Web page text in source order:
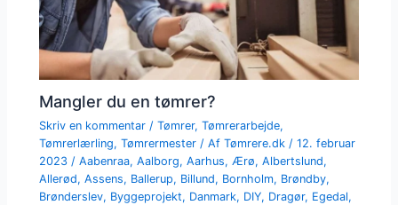
Mangler du en tømrer?
Skriv en kommentar /Tømrer,Tømrerarbejde,
Tømrerlærling,Tømrermester / AfTømrere.dk/12. februar
2023/Aabenraa,Aalborg,Aarhus,Ærø,Albertslund,
Allerød,Assens, Ballerup, Billund, Bornholm, Brøndby,
Brønderslev, Byggeprojekt, Danmark, DIY, Dragør, Egedal,